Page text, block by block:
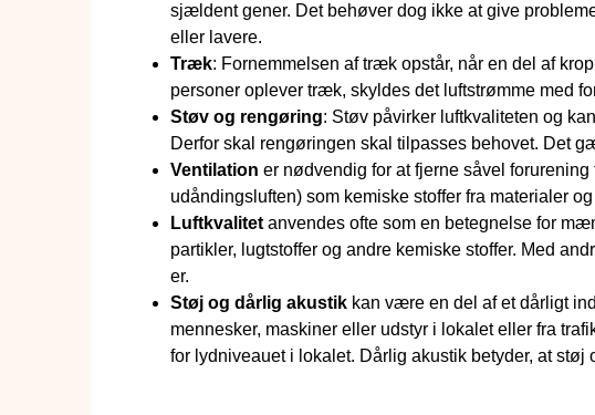
sjældent gener. Det behøver dog ikke at give
eller lavere.
Træk: Fornemmelsen af træk opstår, når en del af
personer oplever træk, skyldes det luftstrømme med
Støv og rengøring: Støv påvirker luftkvaliteten og
Derfor skal rengøringen skal tilpasses behovet. Det
Ventilation er nødvendig for at fjerne såvel
udåndingsluften) som kemiske stoffer fra materialer
Luftkvalitet anvendes ofte som en betegnelse for
partikler, lugtstoffer og andre kemiske stoffer. Med
er.
Støj og dårlig akustik kan være en del af et dårligt
mennesker, maskiner eller udstyr i lokalet eller fra
for lydniveauet i lokalet. Dårlig akustik betyder, at støj